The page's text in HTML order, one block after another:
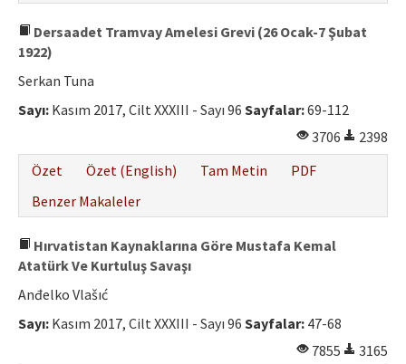
Dersaadet Tramvay Amelesi Grevi (26 Ocak-7 Şubat
1922)
Serkan Tuna
Sayı: Kasım 2017, Cilt XXXIII - Sayı 96 Sayfalar:69-112
3706
2398
Özet
Özet (English) Tam Metin
PDF
Benzer Makaleler
Hırvatistan Kaynaklarına Göre Mustafa Kemal
Atatürk Ve Kurtuluş Savaşı
Anđelko Vlašıć
Sayı: Kasım 2017, Cilt XXXIII - Sayı 96 Sayfalar: 47-68
7855
3165